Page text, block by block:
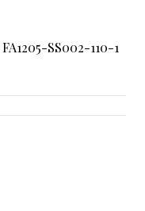
SS002-110-1